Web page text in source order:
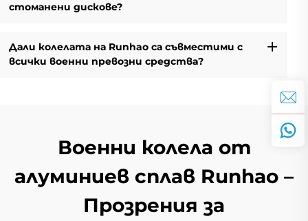
стоманени дискове?
Дали колелата на Runhao са съвместими с
всички военни превозни средства?
Военни колела от
алуминиев сплав Runhao –
Прозрения за